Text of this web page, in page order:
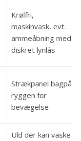
Krølfri,
maskinvask, evt.
ammeåbning med
diskret lynlås
Strækpanel bagpå
ryggen for
bevægelse
Uld der kan vaskes